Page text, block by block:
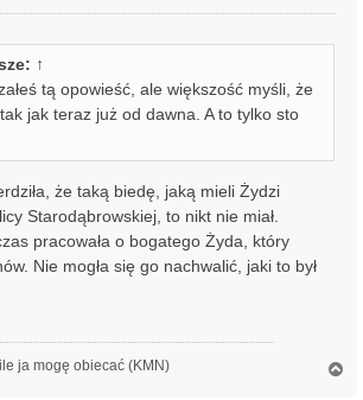
↑
tą opowieść, ale większość myśli, że
jak teraz już od dawna. A to tylko sto
że taką biedę, jaką mieli Żydzi
Starodąbrowskiej, to nikt nie miał.
pracowała o bogatego Żyda, który
Nie mogła się go nachwalić, jaki to był
ja mogę obiecać (KMN)